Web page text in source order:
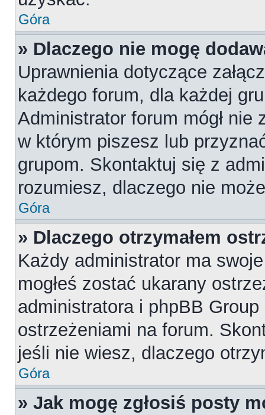
Góra
» Dlaczego nie mogę
Uprawnienia dotyczące
każdego forum, dla każdej
Administrator forum mógł nie
w którym piszesz lub
grupom. Skontaktuj się z
rozumiesz, dlaczego nie
Góra
» Dlaczego otrzymałem
Każdy administrator ma
mogłeś zostać ukarany
administratora i phpBB
ostrzeżeniami na forum.
jeśli nie wiesz, dlaczego
Góra
» Jak mogę zgłosiś posty